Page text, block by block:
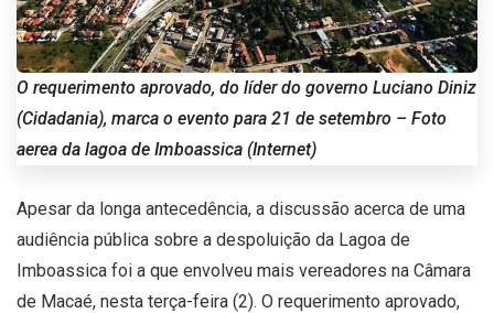
O requerimento aprovado, do líder do governo Luciano Diniz
(Cidadania), marca o evento para 21 de setembro – Foto
aerea da lagoa de Imboassica (Internet)
Apesar da longa antecedência, a discussão acerca de uma
audiência pública sobre a despoluição da Lagoa de
Imboassica foi a que envolveu mais vereadores na Câmara
de Macaé, nesta terça-feira (2). O requerimento aprovado,